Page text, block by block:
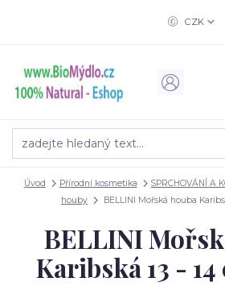
CZK
Úvod Přírodní kosmetika SPRCHOVÁNÍ A
houby
BELLINI Mořská houba
BELLINI
Karibská 13 - 14